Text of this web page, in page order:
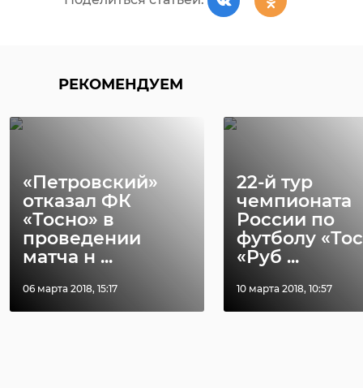
РЕКОМЕНДУЕМ
«Петровский»
отказал ФК
«Тосно» в
проведении
матча н ...
06 марта 2018, 15:17
22-й тур
чемпионата
России по
футболу
«Руб ...
10 марта 2018, 10:57